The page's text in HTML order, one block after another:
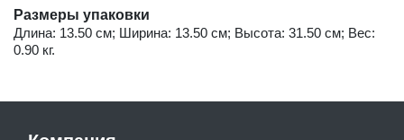
Размеры упаковки
Длина: 13.50 см; Ширина: 13.50 см; Высота: 31.50 см; Вес:
0.90 кг.